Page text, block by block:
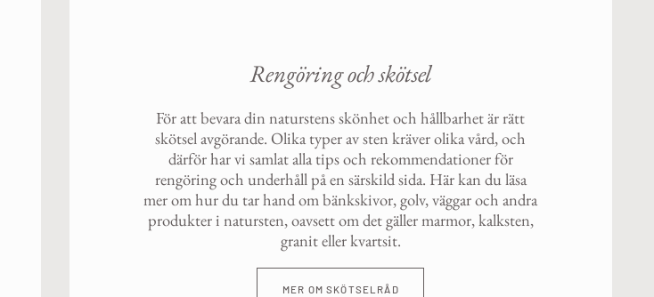
Rengöring och skötsel
För att bevara din naturstens skönhet och hållbarhet är rätt
skötsel avgörande. Olika typer av sten kräver olika vård, och
därför har vi samlat alla tips och rekommendationer för
rengöring och underhåll på en särskild sida. Här kan du läsa
mer om hur du tar hand om bänkskivor, golv, väggar och andra
produkter i natursten, oavsett om det gäller marmor, kalksten,
granit eller kvartsit.
MER OM SKÖTSELRÅD